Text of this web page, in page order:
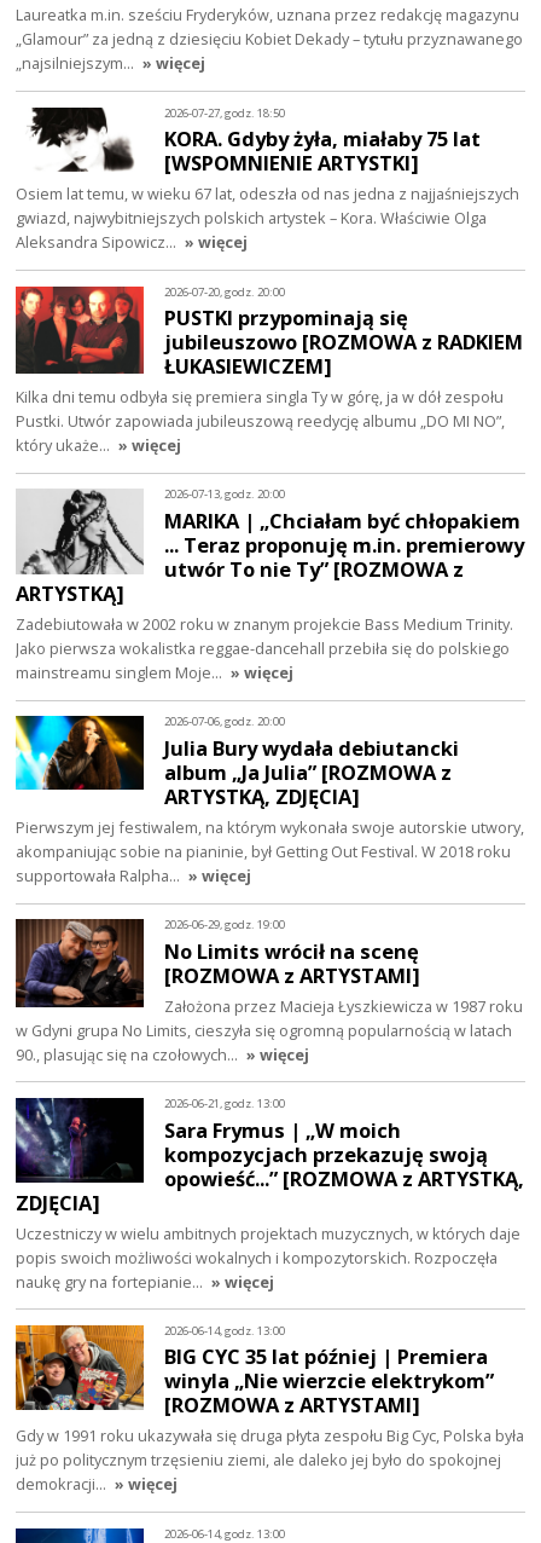
Laureatka m.in. sześciu Fryderyków, uznana przez redakcję magazynu
„Glamour” za jedną z dziesięciu Kobiet Dekady – tytułu przyznawanego
„najsilniejszym… » więcej
2026-07-27, godz. 18:50
KORA. Gdyby żyła, miałaby 75 lat
[WSPOMNIENIE ARTYSTKI]
Osiem lat temu, w wieku 67 lat, odeszła od nas jedna z najjaśniejszych
gwiazd, najwybitniejszych polskich artystek – Kora. Właściwie Olga
Aleksandra Sipowicz… » więcej
2026-07-20, godz. 20:00
PUSTKI przypominają się
jubileuszowo [ROZMOWA z RADKIEM
ŁUKASIEWICZEM]
Kilka dni temu odbyła się premiera singla Ty w górę, ja w dół zespołu
Pustki. Utwór zapowiada jubileuszową reedycję albumu „DO MI NO”,
który ukaże… » więcej
2026-07-13, godz. 20:00
MARIKA | „Chciałam być chłopakiem
... Teraz proponuję m.in. premierowy
utwór To nie Ty” [ROZMOWA z
ARTYSTKĄ]
Zadebiutowała w 2002 roku w znanym projekcie Bass Medium Trinity.
Jako pierwsza wokalistka reggae-dancehall przebiła się do polskiego
mainstreamu singlem Moje… » więcej
2026-07-06, godz. 20:00
Julia Bury wydała debiutancki
album „Ja Julia” [ROZMOWA z
ARTYSTKĄ, ZDJĘCIA]
Pierwszym jej festiwalem, na którym wykonała swoje autorskie utwory,
akompaniując sobie na pianinie, był Getting Out Festival. W 2018 roku
supportowała Ralpha… » więcej
2026-06-29, godz. 19:00
No Limits wrócił na scenę
[ROZMOWA z ARTYSTAMI]
Założona przez Macieja Łyszkiewicza w 1987 roku
w Gdyni grupa No Limits, cieszyła się ogromną popularnością w latach
90., plasując się na czołowych… » więcej
2026-06-21, godz. 13:00
Sara Frymus | „W moich
kompozycjach przekazuję swoją
opowieść...” [ROZMOWA z ARTYSTKĄ,
ZDJĘCIA]
Uczestniczy w wielu ambitnych projektach muzycznych, w których daje
popis swoich możliwości wokalnych i kompozytorskich. Rozpoczęła
naukę gry na fortepianie… » więcej
2026-06-14, godz. 13:00
BIG CYC 35 lat później | Premiera
winyla „Nie wierzcie elektrykom”
[ROZMOWA z ARTYSTAMI]
Gdy w 1991 roku ukazywała się druga płyta zespołu Big Cyc, Polska była
już po politycznym trzęsieniu ziemi, ale daleko jej było do spokojnej
demokracji… » więcej
2026-06-14, godz. 13:00